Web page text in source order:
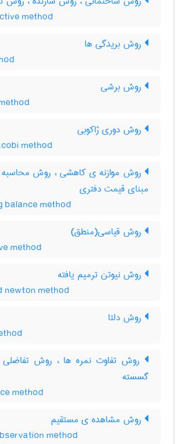
method
روش بریدگی ها
روش برشی
روش دوری ژاکوبی
method
روش موازنه ی کاهشی ، روش محاسبه
مبنای قیمت دفتری
balance method
روش قیاسی(منطق)
method
روش نیوتن ترمیم یافته
newton method
روش دلتا
روش تفاوت نمره ها ، روش
گسسته
method
روش مشاهده ی مستقیم
method